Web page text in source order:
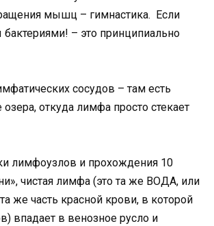
мышц – гимнастика. Если
– это принципиально
сосудов – там есть
откуда лимфа просто стекает
лимфоузлов и прохождения 10
чистая лимфа (это та же ВОДА, или
же часть красной крови, в которой
впадает в венозное русло и